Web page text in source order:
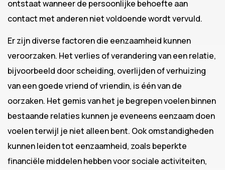
ontstaat wanneer de persoonlijke behoefte aan
contact met anderen niet voldoende wordt vervuld.
Er zijn diverse factoren die eenzaamheid kunnen
veroorzaken. Het verlies of verandering van een relatie,
bijvoorbeeld door scheiding, overlijden of verhuizing
van een goede vriend of vriendin, is één van de
oorzaken. Het gemis van het je begrepen voelen binnen
bestaande relaties kunnen je eveneens eenzaam doen
voelen terwijl je niet alleen bent. Ook omstandigheden
kunnen leiden tot eenzaamheid, zoals beperkte
financiële middelen hebben voor sociale activiteiten,